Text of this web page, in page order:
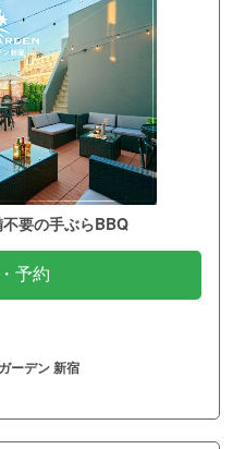
要の手ぶらBBQ
予約
ーデン 新宿